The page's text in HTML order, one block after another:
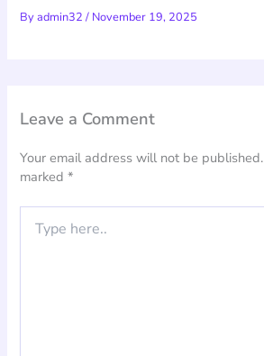
Byadmin32/ November 19, 2025
Leave a Comment
Your email address will not be published.
marked*
here..